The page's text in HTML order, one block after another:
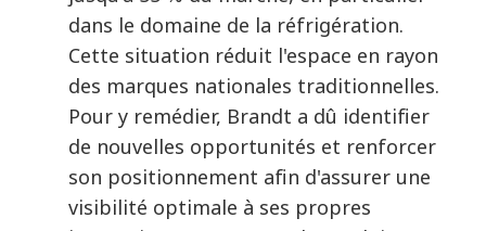
dans le domaine de la réfrigération.
Cette situation réduit l'espace en rayon
des marques nationales traditionnelles.
Pour y remédier, Brandt a dû identifier
de nouvelles opportunités et renforcer
son positionnement afin d'assurer une
visibilité optimale à ses propres